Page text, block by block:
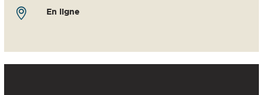
En ligne